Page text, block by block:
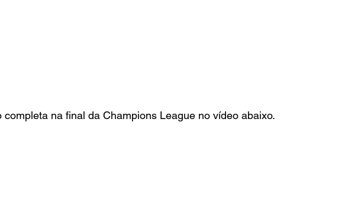
na final da Champions League no vídeo abaixo.